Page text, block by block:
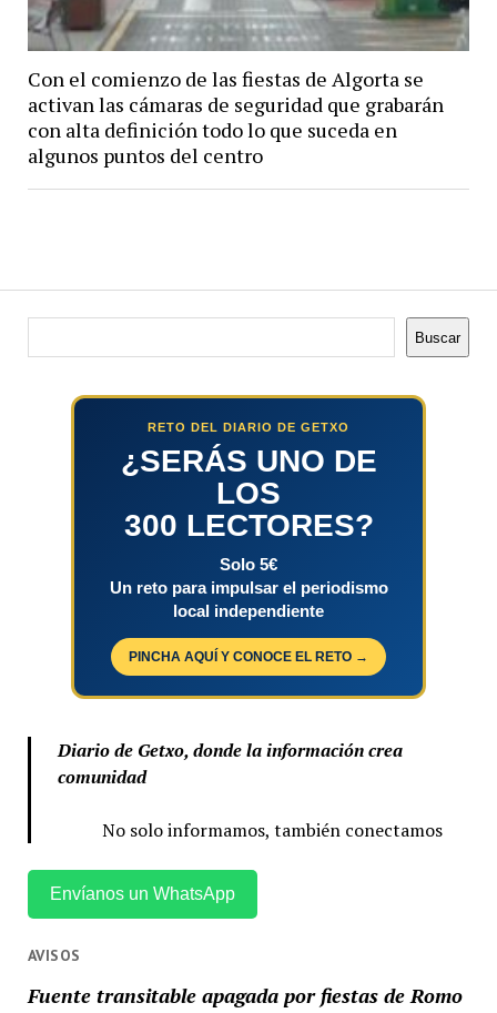
Con el comienzo de las fiestas de Algorta se
activan las cámaras de seguridad que grabarán
con alta definición todo lo que suceda en
algunos puntos del centro
Buscar
RETO DEL DIARIO DE GETXO
¿SERÁS UNO DE
LOS
300 LECTORES?
Solo 5€
Un reto para impulsar el periodismo
local independiente
PINCHA AQUÍ Y CONOCE EL RETO →
Diario de Getxo, donde la información crea
comunidad
No solo informamos, también conectamos
Envíanos un WhatsApp
AVISOS
Fuente transitable apagada por fiestas de Romo